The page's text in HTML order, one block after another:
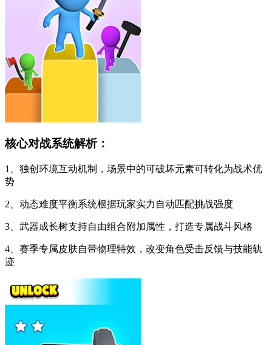
核心对战系统解析：
1、独创环境互动机制，场景中的可破坏元素可转化为战术优
势
2、动态难度平衡系统根据玩家实力自动匹配挑战强度
3、武器成长树支持自由组合附加属性，打造专属战斗风格
4、赛季专属皮肤自带物理特效，改变角色受击反馈与技能轨
迹